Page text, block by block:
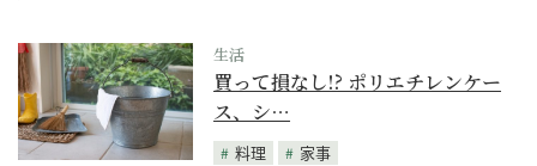
生活
買って損なし!? ポリエチレンケー
ス、シ…
料理
家事